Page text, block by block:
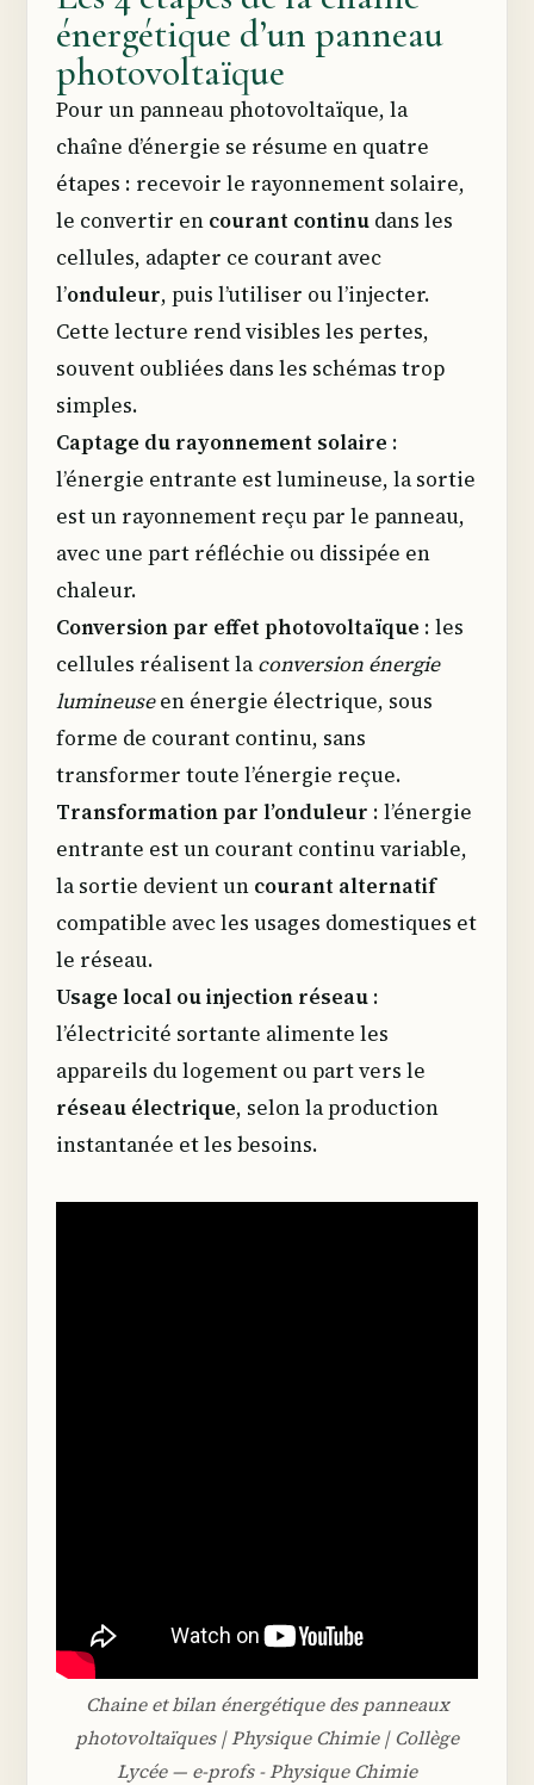
énergétique d’un panneau
photovoltaïque
Pour un panneau photovoltaïque, la
chaîne d’énergie se résume en quatre
étapes : recevoir le rayonnement solaire,
le convertir en courant continu dans les
cellules, adapter ce courant avec
l’onduleur, puis l’utiliser ou l’injecter.
Cette lecture rend visibles les pertes,
souvent oubliées dans les schémas trop
simples.
Captage du rayonnement solaire :
l’énergie entrante est lumineuse, la sortie
est un rayonnement reçu par le panneau,
avec une part réfléchie ou dissipée en
chaleur.
Conversion par effet photovoltaïque : les
cellules réalisent laconversion énergie
lumineuseen énergie électrique, sous
forme de courant continu, sans
transformer toute l’énergie reçue.
Transformation par l’onduleur : l’énergie
entrante est un courant continu variable,
la sortie devient un courant alternatif
compatible avec les usages domestiques et
le réseau.
Usage local ou injection réseau :
l’électricité sortante alimente les
appareils du logement ou part vers le
réseau électrique, selon la production
instantanée et les besoins.
Chaine et bilan énergétique des panneaux
photovoltaïques️ | Physique Chimie | Collège
Lycée — e-profs - Physique Chimie